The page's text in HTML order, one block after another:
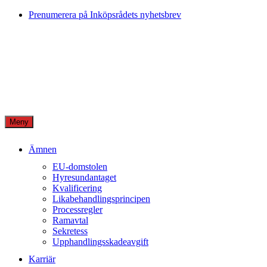
Skip
Prenumerera på Inköpsrådets nyhetsbrev
Meny
Ämnen
EU-domstolen
Hyresundantaget
Kvalificering
Likabehandlingsprincipen
Processregler
Ramavtal
Sekretess
Upphandlingsskadeavgift
Karriär